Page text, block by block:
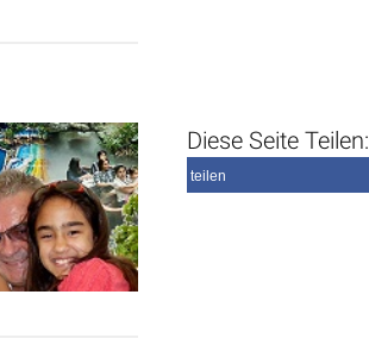
Diese Seite Teilen:
teilen